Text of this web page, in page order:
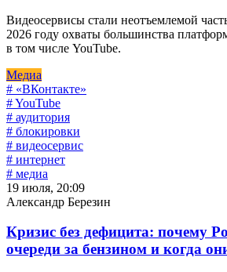
Видеосервисы стали неотъемлемой
2026 году охваты большинства
в том числе YouTube.
Медиа
# «ВКонтакте»
# YouTube
# аудитория
# блокировки
# видеосервис
# интернет
# медиа
19 июля, 20:09
Александр Березин
Кризис без дефицита: почему
очереди за бензином и когда